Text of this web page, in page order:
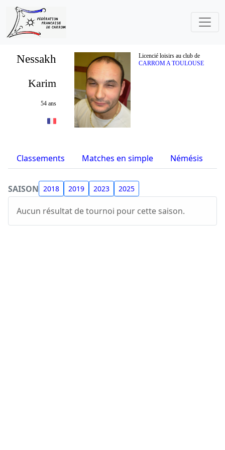
Nessakh
Licencié loisirs au club de
CARROM A TOULOUSE
Karim
54 ans
Classements Matches en simple Némésis
SAISON 2018 2019 2023 2025
Aucun résultat de tournoi pour cette saison.